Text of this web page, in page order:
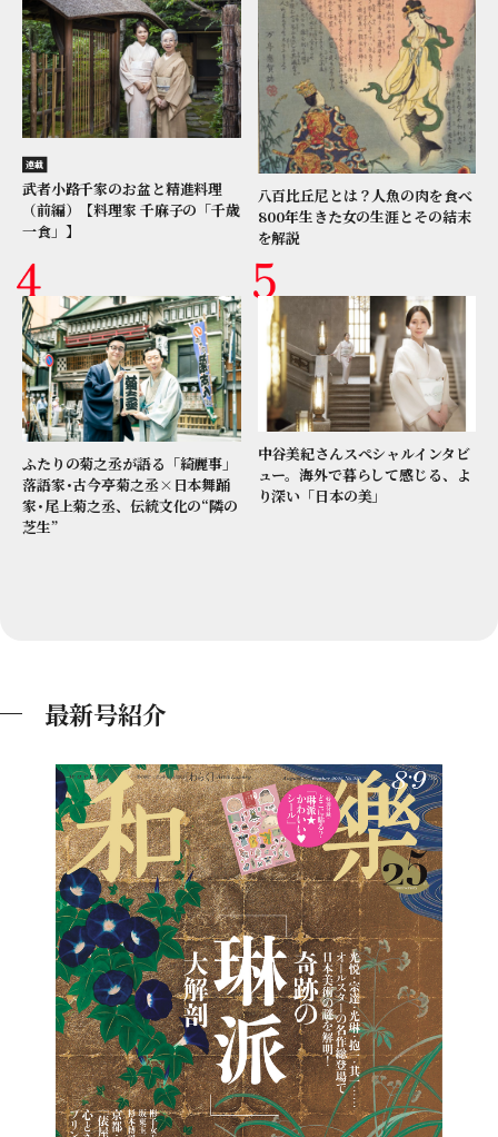
連載
武者小路千家のお盆と精進料理
（前編）【料理家 千麻子の「千歳
一食」】
八百比丘尼とは？人魚の肉を食べ
800年生きた女の生涯とその結末
を解説
ふたりの菊之丞が語る「綺麗事」
落語家･古今亭菊之丞×日本舞踊
家･尾上菊之丞、伝統文化の“隣の
芝生”
中谷美紀さんスペシャルインタビ
ュー。海外で暮らして感じる、よ
り深い「日本の美」
最新号紹介